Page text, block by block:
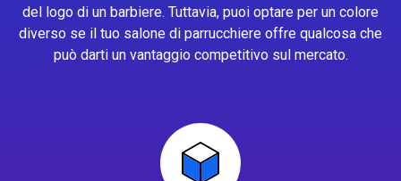
del logo di un barbiere. Tuttavia, puoi optare per un colore
diverso se il tuo salone di parrucchiere offre qualcosa che
può darti un vantaggio competitivo sul mercato.